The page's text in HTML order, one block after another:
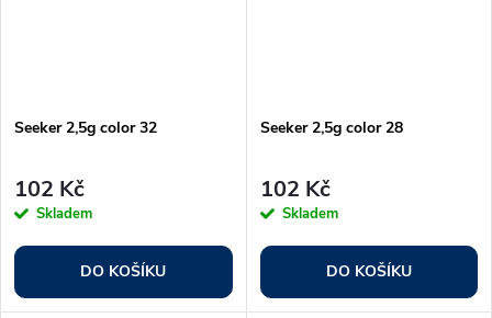
Seeker 2,5g color 32
102 Kč
Skladem
DO KOŠÍKU
Seeker 2,5g color 28
102 Kč
Skladem
DO KOŠÍKU